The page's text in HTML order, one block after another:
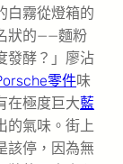
白霧從燈箱的
狀的——麵粉
發酵？」廖沾
零件味
在極度巨大藍
的氣味。街上
該停，因為無